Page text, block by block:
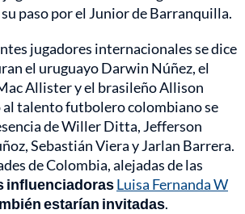
paso por el Junior de Barranquilla.
jugadores internacionales se dice
el uruguayo Darwin Núñez, el
Allister y el brasileño Allison
al talento futbolero colombiano se
de Willer Ditta, Jefferson
Sebastián Viera y Jarlan Barrera.
de Colombia, alejadas de las
influenciadorasLuisa Fernanda W
estarían invitadas.